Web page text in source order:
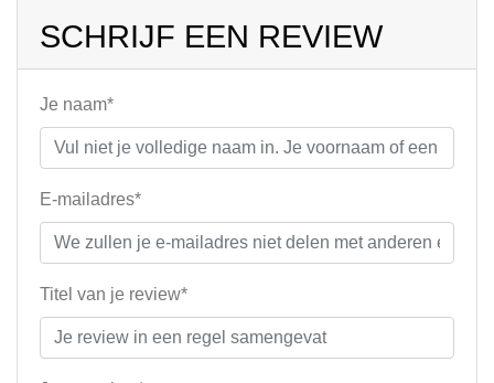
SCHRIJF EEN REVIEW
Je naam*
E-mailadres*
Titel van je review*